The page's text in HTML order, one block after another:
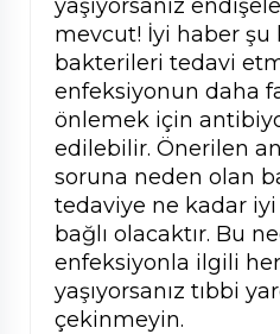
yaşıyorsanız
mevcut! İyi haber şu
bakterileri tedavi
enfeksiyonun daha
önlemek için
edilebilir. Önerilen
soruna neden olan
tedaviye ne kadar
bağlı olacaktır. Bu
enfeksiyonla ilgili
yaşıyorsanız tıbbi
çekinmeyin.